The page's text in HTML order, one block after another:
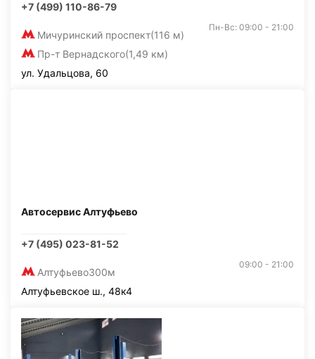
+7 (499) 110-86-79
Мичуринский проспект(116 м)
Пр-т Вернадского(1,49 км)
Пн-Вс: 09:00 - 21:00
ул. Удальцова, 60
Автосервис Алтуфьево
+7 (495) 023-81-52
Алтуфьево300м
09:00 - 21:00
Алтуфьевское ш., 48к4